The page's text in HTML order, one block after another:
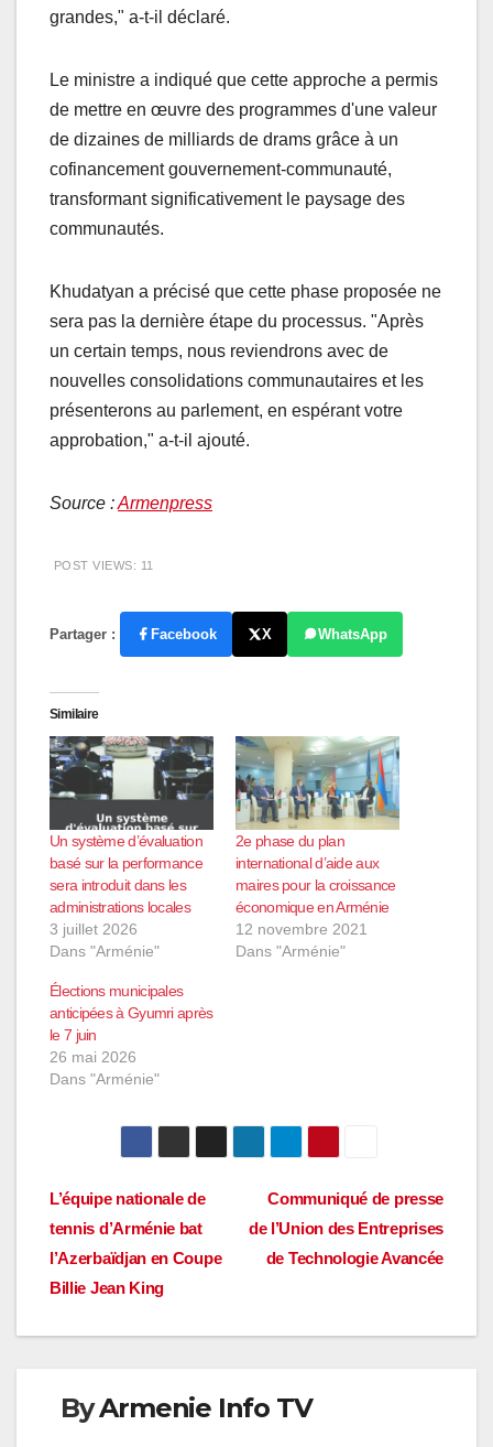
grandes," a-t-il déclaré.
Le ministre a indiqué que cette approche a permis
de mettre en œuvre des programmes d'une valeur
de dizaines de milliards de drams grâce à un
cofinancement gouvernement-communauté,
transformant significativement le paysage des
communautés.
Khudatyan a précisé que cette phase proposée ne
sera pas la dernière étape du processus. "Après
un certain temps, nous reviendrons avec de
nouvelles consolidations communautaires et les
présenterons au parlement, en espérant votre
approbation," a-t-il ajouté.
Source :Armenpress
POST VIEWS: 11
Partager : Facebook X WhatsApp
Similaire
Un système d’évaluation
basé sur la performance
sera introduit dans les
administrations locales
3 juillet 2026
Dans "Arménie"
2e phase du plan
international d’aide aux
maires pour la croissance
économique en Arménie
12 novembre 2021
Dans "Arménie"
Élections municipales
anticipées à Gyumri après
le 7 juin
26 mai 2026
Dans "Arménie"
Navigation
de
l’article
Communiqué de presse
de l’Union des Entreprises
de Technologie Avancée
L’équipe nationale de
tennis d’Arménie bat
l’Azerbaïdjan en Coupe
Billie Jean King
ByArmenie Info TV